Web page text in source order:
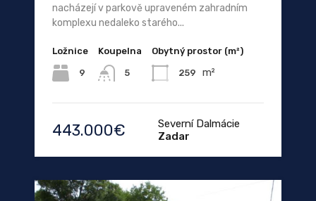
nacházejí v parkově upraveném zahradním
komplexu nedaleko starého...
Ložnice
9
Koupelna
5
Obytný prostor (m²)
259 m²
443.000€
Severní Dalmácie
Zadar